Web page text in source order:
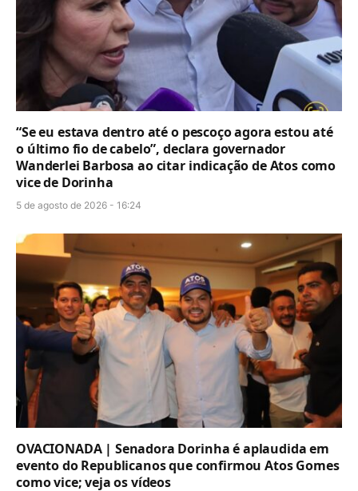
“Se eu estava dentro até o pescoço agora estou até
o último fio de cabelo”, declara governador
Wanderlei Barbosa ao citar indicação de Atos como
vice de Dorinha
5 de agosto de 2026 - 16:24
OVACIONADA | Senadora Dorinha é aplaudida em
evento do Republicanos que confirmou Atos Gomes
como vice; veja os vídeos